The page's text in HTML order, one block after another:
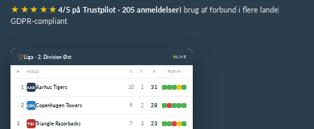
★★★★★ 4/5 på Trustpilot · 205 anmeldelserI brug af forbund i flere lande
GDPR-compliant